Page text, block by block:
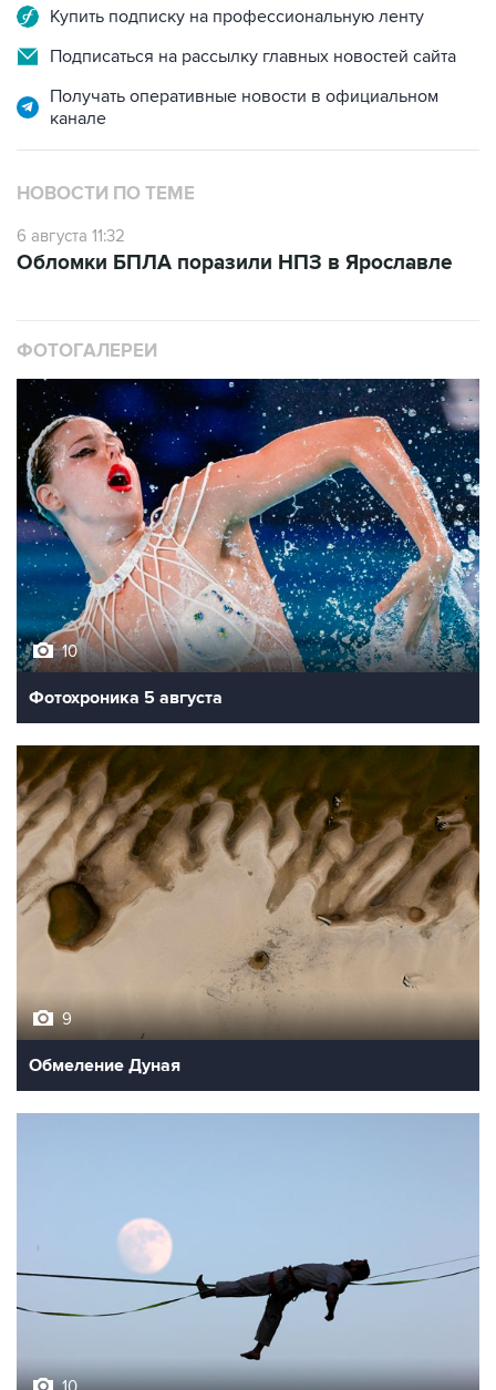
Купить подписку на профессиональную ленту
Подписаться на рассылку главных новостей сайта
Получать оперативные новости в официальном
канале
НОВОСТИ ПО ТЕМЕ
6 августа 11:32
Обломки БПЛА поразили НПЗ в Ярославле
ФОТОГАЛЕРЕИ
10
Фотохроника 5 августа
9
Обмеление Дуная